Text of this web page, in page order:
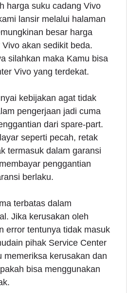
harga suku cadang Vivo
lansir melalui halaman
besar harga
akan sedikit beda.
silahkan maka Kamu bisa
Vivo yang terdekat.
kebijakan agat tidak
pengerjaan jadi cuma
dari spare-part.
seperti pecah, retak
termasuk dalam garansi
penggantian
berlaku.
terbatas dalam
Jika kerusakan oleh
error tentunya tidak masuk
pihak Service Center
memeriksa kerusakan dan
bisa menggunakan